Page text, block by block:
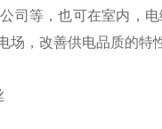
司等，也可在室内，
场，改善供电品质的特